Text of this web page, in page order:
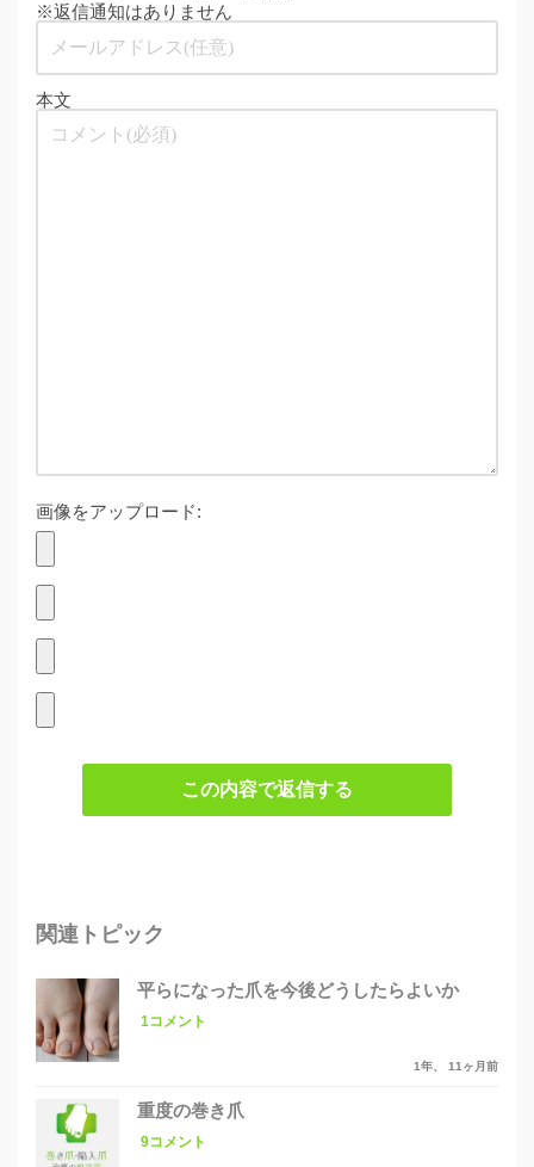
※返信通知はありません
本文
画像をアップロード:
この内容で返信する
関連トピック
平らになった爪を今後どうしたらよいか
1コメント
1年、 11ヶ月前
重度の巻き爪
9コメント